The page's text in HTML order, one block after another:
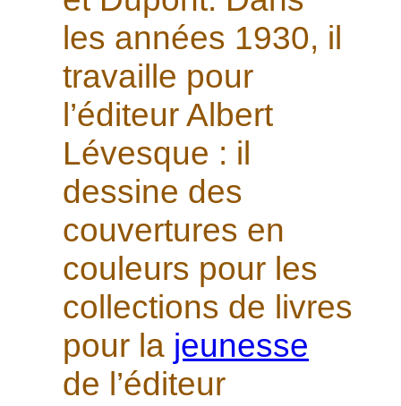
les années 1930, il
travaille pour
l’éditeur Albert
Lévesque : il
dessine des
couvertures en
couleurs pour les
collections de livres
pour la jeunesse
de l’éditeur